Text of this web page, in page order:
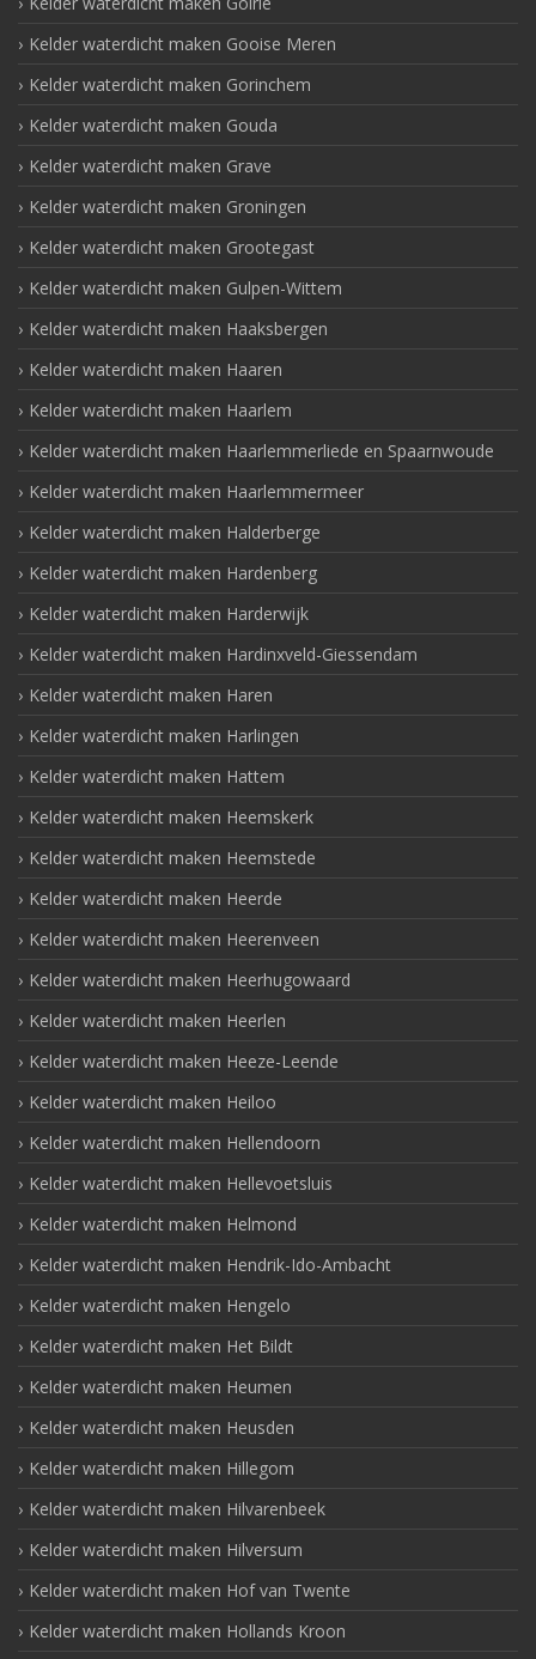
Kelder waterdicht maken Gooise Meren
Kelder waterdicht maken Gorinchem
Kelder waterdicht maken Gouda
Kelder waterdicht maken Grave
Kelder waterdicht maken Groningen
Kelder waterdicht maken Grootegast
Kelder waterdicht maken Gulpen-Wittem
Kelder waterdicht maken Haaksbergen
Kelder waterdicht maken Haaren
Kelder waterdicht maken Haarlem
Kelder waterdicht maken Haarlemmerliede en Spaarnwoude
Kelder waterdicht maken Haarlemmermeer
Kelder waterdicht maken Halderberge
Kelder waterdicht maken Hardenberg
Kelder waterdicht maken Harderwijk
Kelder waterdicht maken Hardinxveld-Giessendam
Kelder waterdicht maken Haren
Kelder waterdicht maken Harlingen
Kelder waterdicht maken Hattem
Kelder waterdicht maken Heemskerk
Kelder waterdicht maken Heemstede
Kelder waterdicht maken Heerde
Kelder waterdicht maken Heerenveen
Kelder waterdicht maken Heerhugowaard
Kelder waterdicht maken Heerlen
Kelder waterdicht maken Heeze-Leende
Kelder waterdicht maken Heiloo
Kelder waterdicht maken Hellendoorn
Kelder waterdicht maken Hellevoetsluis
Kelder waterdicht maken Helmond
Kelder waterdicht maken Hendrik-Ido-Ambacht
Kelder waterdicht maken Hengelo
Kelder waterdicht maken Het Bildt
Kelder waterdicht maken Heumen
Kelder waterdicht maken Heusden
Kelder waterdicht maken Hillegom
Kelder waterdicht maken Hilvarenbeek
Kelder waterdicht maken Hilversum
Kelder waterdicht maken Hof van Twente
Kelder waterdicht maken Hollands Kroon